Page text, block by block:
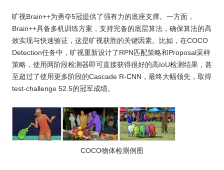
旷视Brain++为勇夺5冠提供了强有力的底座支撑。一方面，
Brain++具备多机训练方案，支持完备的底层算法，确保算法的高
效实现与快速验证，这是旷视获胜的关键因素。比如，在COCO
Detection任务中，旷视重新设计了RPN匹配策略和Proposal采样
策略，使用两阶段检测器即可直接获得很好的高IoU检测结果，甚
至超过了使用更多阶段的Cascade R-CNN，最终大幅领先，取得
test-challenge 52.5的冠军成绩。
COCO物体检测例图